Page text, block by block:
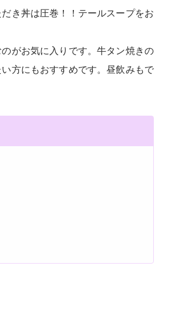
き丼は圧巻！！テールスープをお
がお気に入りです。牛タン焼きの
方にもおすすめです。昼飲みもで